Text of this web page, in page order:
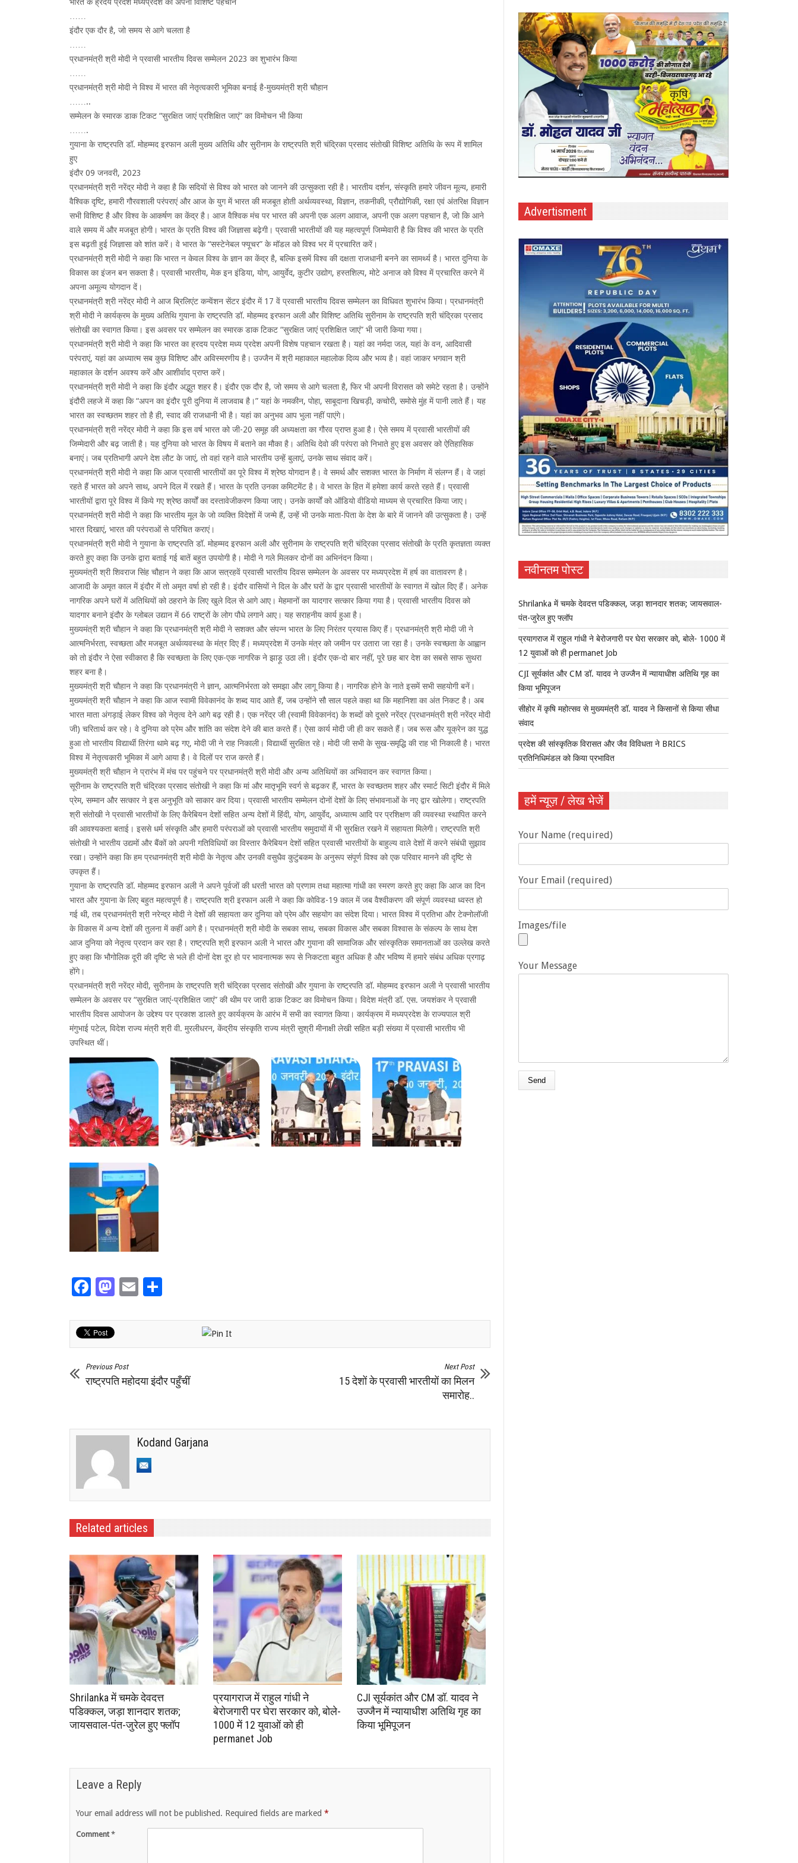
इंदौर एक दौर है, जो समय से आगे चलता है
प्रधानमंत्री श्री मोदी ने प्रवासी भारतीय दिवस सम्मेलन 2023 का शुभारंभ किया
प्रधानमंत्री श्री मोदी ने विश्व में भारत की नेतृत्वकारी भूमिका बनाई है-मुख्यमंत्री श्री चौहान
……..
सम्मेलन के स्मारक डाक टिकट “सुरक्षित जाएं प्रशिक्षित जाएं” का विमोचन भी किया
…….
गुयाना के राष्ट्रपति डॉ. मोहम्मद इरफान अली मुख्य अतिथि और सुरीनाम के राष्ट्रपति श्री चंद्रिका प्रसाद संतोखी विशिष्ट अतिथि के रूप में शामिल
हुए
इंदौर 09 जनवरी, 2023
प्रधानमंत्री श्री नरेंद्र मोदी ने कहा है कि सदियों से विश्व को भारत को जानने की उत्सुकता रही है। भारतीय दर्शन, संस्कृति हमारे जीवन मूल्य, हमारी
वैश्विक दृष्टि, हमारी गौरवशाली परंपराएं और आज के युग में भारत की मजबूत होती अर्थव्यवस्था, विज्ञान, तकनीकी, प्रौद्योगिकी, रक्षा एवं अंतरिक्ष विज्ञान
सभी विशिष्ट है और विश्व के आकर्षण का केंद्र है। आज वैश्विक मंच पर भारत की अपनी एक अलग आवाज, अपनी एक अलग पहचान है, जो कि आने
वाले समय में और मजबूत होगी। भारत के प्रति विश्व की जिज्ञासा बढ़ेगी। प्रवासी भारतीयों की यह महत्वपूर्ण जिम्मेवारी है कि विश्व की भारत के प्रति
इस बढ़ती हुई जिज्ञासा को शांत करें। वे भारत के “सस्टेनेबल फ्यूचर” के मॉडल को विश्व भर में प्रचारित करें।
प्रधानमंत्री श्री मोदी ने कहा कि भारत न केवल विश्व के ज्ञान का केंद्र है, बल्कि इसमें विश्व की दक्षता राजधानी बनने का सामर्थ्य है। भारत दुनिया के
विकास का इंजन बन सकता है। प्रवासी भारतीय, मेक इन इंडिया, योग, आयुर्वेद, कुटीर उद्योग, हस्तशिल्प, मोटे अनाज को विश्व में प्रचारित करने में
अपना अमूल्य योगदान दें।
प्रधानमंत्री श्री नरेंद्र मोदी ने आज ब्रिलिएंट कन्वेंशन सेंटर इंदौर में 17 वें प्रवासी भारतीय दिवस सम्मेलन का विधिवत शुभारंभ किया। प्रधानमंत्री
श्री मोदी ने कार्यक्रम के मुख्य अतिथि गुयाना के राष्ट्रपति डॉ. मोहम्मद इरफान अली और विशिष्ट अतिथि सुरीनाम के राष्ट्रपति श्री चंद्रिका प्रसाद
संतोखी का स्वागत किया। इस अवसर पर सम्मेलन का स्मारक डाक टिकट “सुरक्षित जाएं प्रशिक्षित जाएं” भी जारी किया गया।
प्रधानमंत्री श्री मोदी ने कहा कि भारत का ह्रदय प्रदेश मध्य प्रदेश अपनी विशेष पहचान रखता है। यहां का नर्मदा जल, यहां के वन, आदिवासी
परंपराएं, यहां का अध्यात्म सब कुछ विशिष्ट और अविस्मरणीय है। उज्जैन में श्री महाकाल महालोक दिव्य और भव्य है। वहां जाकर भगवान श्री
महाकाल के दर्शन अवश्य करें और आशीर्वाद प्राप्त करें।
प्रधानमंत्री श्री मोदी ने कहा कि इंदौर अद्भुत शहर है। इंदौर एक दौर है, जो समय से आगे चलता है, फिर भी अपनी विरासत को समेटे रहता है। उन्होंने
इंदौरी लहजे में कहा कि “अपन का इंदौर पूरी दुनिया में लाजवाब है।” यहां के नमकीन, पोहा, साबूदाना खिचड़ी, कचोरी, समोसे मुंह में पानी लाते हैं। यह
भारत का स्वच्छतम शहर तो है ही, स्वाद की राजधानी भी है। यहां का अनुभव आप भुला नहीं पाएंगे।
प्रधानमंत्री श्री नरेंद्र मोदी ने कहा कि इस वर्ष भारत को जी-20 समूह की अध्यक्षता का गौरव प्राप्त हुआ है। ऐसे समय में प्रवासी भारतीयों की
जिम्मेदारी और बढ़ जाती है। यह दुनिया को भारत के विषय में बताने का मौका है। अतिथि देवो की परंपरा को निभाते हुए इस अवसर को ऐतिहासिक
बनाएं। जब प्रतिभागी अपने देश लौट के जाएं, तो वहां रहने वाले भारतीय उन्हें बुलाएं, उनके साथ संवाद करें।
प्रधानमंत्री श्री मोदी ने कहा कि आज प्रवासी भारतीयों का पूरे विश्व में श्रेष्ठ योगदान है। वे समर्थ और सशक्त भारत के निर्माण में संलग्न हैं। वे जहां
रहते हैं भारत को अपने साथ, अपने दिल में रखते हैं। भारत के प्रति उनका कमिटमेंट है। वे भारत के हित में हमेशा कार्य करते रहते हैं। प्रवासी
भारतीयों द्वारा पूरे विश्व में किये गए श्रेष्ठ कार्यों का दस्तावेजीकरण किया जाए। उनके कार्यों को ऑडियो वीडियो माध्यम से प्रचारित किया जाए।
प्रधानमंत्री श्री मोदी ने कहा कि भारतीय मूल के जो व्यक्ति विदेशों में जन्मे हैं, उन्हें भी उनके माता-पिता के देश के बारे में जानने की उत्सुकता है। उन्हें
भारत दिखाएं, भारत की परंपराओं से परिचित कराएं।
प्रधानमंत्री श्री मोदी ने गुयाना के राष्ट्रपति डॉ. मोहम्मद इरफान अली और सुरीनाम के राष्ट्रपति श्री चंद्रिका प्रसाद संतोखी के प्रति कृतज्ञता व्यक्त
करते हुए कहा कि उनके द्वारा बताई गई बातें बहुत उपयोगी है। मोदी ने गले मिलकर दोनों का अभिनंदन किया।
मुख्यमंत्री श्री शिवराज सिंह चौहान ने कहा कि आज सत्रहवें प्रवासी भारतीय दिवस सम्मेलन के अवसर पर मध्यप्रदेश में हर्ष का वातावरण है।
आजादी के अमृत काल में इंदौर में तो अमृत वर्षा हो रही है। इंदौर वासियों ने दिल के और घरों के द्वार प्रवासी भारतीयों के स्वागत में खोल दिए हैं। अनेक
नागरिक अपने घरों में अतिथियों को ठहराने के लिए खुले दिल से आगे आए। मेहमानों का यादगार सत्कार किया गया है। प्रवासी भारतीय दिवस को
यादगार बनाने इंदौर के ग्लोबल उद्यान में 66 राष्ट्रों के लोग पौधे लगाने आए। यह सराहनीय कार्य हुआ है।
मुख्यमंत्री श्री चौहान ने कहा कि प्रधानमंत्री श्री मोदी ने सशक्त और संपन्न भारत के लिए निरंतर प्रयास किए हैं। प्रधानमंत्री श्री मोदी जी ने
आत्मनिर्भरता, स्वच्छता और मजबूत अर्थव्यवस्था के मंत्र दिए हैं। मध्यप्रदेश में उनके मंत्र को जमीन पर उतारा जा रहा है। उनके स्वच्छता के आह्वान
को तो इंदौर ने ऐसा स्वीकारा है कि स्वच्छता के लिए एक-एक नागरिक ने झाड़ू उठा ली। इंदौर एक-दो बार नहीं, पूरे छह बार देश का सबसे साफ सुथरा
शहर बना है।
मुख्यमंत्री श्री चौहान ने कहा कि प्रधानमंत्री ने ज्ञान, आत्मनिर्भरता को समझा और लागू किया है। नागरिक होने के नाते इसमें सभी सहयोगी बनें।
मुख्यमंत्री श्री चौहान ने कहा कि आज स्वामी विवेकानंद के शब्द याद आते हैं, जब उन्होंने सौ साल पहले कहा था कि महानिशा का अंत निकट है। अब
भारत माता अंगड़ाई लेकर विश्व को नेतृत्व देने आगे बढ़ रही है। एक नरेंद्र जी (स्वामी विवेकानंद) के शब्दों को दूसरे नरेंद्र (प्रधानमंत्री श्री नरेंद्र मोदी
जी) चरितार्थ कर रहे। वे दुनिया को प्रेम और शांति का संदेश देने की बात करते हैं। ऐसा कार्य मोदी जी ही कर सकते हैं। जब रूस और यूक्रेन का युद्ध
हुआ तो भारतीय विद्यार्थी तिरंगा थामे बढ़ गए, मोदी जी ने राह निकाली। विद्यार्थी सुरक्षित रहे। मोदी जी सभी के सुख-समृद्धि की राह भी निकाली है। भारत
विश्व में नेतृत्वकारी भूमिका में आगे आया है। वे दिलों पर राज करते हैं।
मुख्यमंत्री श्री चौहान ने प्रारंभ में मंच पर पहुंचने पर प्रधानमंत्री श्री मोदी और अन्य अतिथियों का अभिवादन कर स्वागत किया।
सूरीनाम के राष्ट्रपति श्री चंद्रिका प्रसाद संतोखी ने कहा कि मां और मातृभूमि स्वर्ग से बढ़कर हैं, भारत के स्वच्छतम शहर और स्मार्ट सिटी इंदौर में मिले
प्रेम, सम्मान और सत्कार ने इस अनुभूति को साकार कर दिया। प्रवासी भारतीय सम्मेलन दोनों देशों के लिए संभावनाओं के नए द्वार खोलेगा। राष्ट्रपति
श्री संतोखी ने प्रवासी भारतीयों के लिए कैरेबियन देशों सहित अन्य देशों में हिंदी, योग, आयुर्वेद, अध्यात्म आदि पर प्रशिक्षण की व्यवस्था स्थापित करने
की आवश्यकता बताई। इससे धर्म संस्कृति और हमारी परंपराओं को प्रवासी भारतीय समुदायों में भी सुरक्षित रखने में सहायता मिलेगी। राष्ट्रपति श्री
संतोखी ने भारतीय उद्यमों और बैंकों को अपनी गतिविधियों का विस्तार कैरेबियन देशों सहित प्रवासी भारतीयों के बाहुल्य वाले देशों में करने संबंधी सुझाव
रखा। उन्होंने कहा कि हम प्रधानमंत्री श्री मोदी के नेतृत्व और उनकी वसुधैव कुटुंबकम के अनुरूप संपूर्ण विश्व को एक परिवार मानने की दृष्टि से
उपकृत हैं।
गुयाना के राष्ट्रपति डॉ. मोहम्मद इरफान अली ने अपने पूर्वजों की धरती भारत को प्रणाम तथा महात्मा गांधी का स्मरण करते हुए कहा कि आज का दिन
भारत और गुयाना के लिए बहुत महत्वपूर्ण है। राष्ट्रपति श्री इरफान अली ने कहा कि कोविड-19 काल में जब वैश्वीकरण की संपूर्ण व्यवस्था ध्वस्त हो
गई थी, तब प्रधानमंत्री श्री नरेन्द्र मोदी ने देशों की सहायता कर दुनिया को प्रेम और सहयोग का संदेश दिया। भारत विश्व में प्रतिभा और टेक्नोलॉजी
के विकास में अन्य देशों की तुलना में कहीं आगे है। प्रधानमंत्री श्री मोदी के सबका साथ, सबका विकास और सबका विश्वास के संकल्प के साथ देश
आज दुनिया को नेतृत्व प्रदान कर रहा है। राष्ट्रपति श्री इरफान अली ने भारत और गुयाना की सामाजिक और सांस्कृतिक समानताओं का उल्लेख करते
हुए कहा कि‍ भौगोलिक दूरी की दृष्टि से भले ही दोनों देश दूर हो पर भावनात्मक रूप से निकटता बहुत अधिक है और भविष्य में हमारे संबंध अधिक प्रगाढ़
होंगे।
प्रधानमंत्री श्री नरेंद्र मोदी, सुरीनाम के राष्ट्रपति श्री चंद्रिका प्रसाद संतोखी और गुयाना के राष्ट्रपति डॉ. मोहम्मद इरफान अली ने प्रवासी भारतीय
सम्मेलन के अवसर पर “सुरक्षित जाएं-प्रशिक्षित जाएं” की थीम पर जारी डाक टिकट का विमोचन किया। विदेश मंत्री डॉ. एस. जयशंकर ने प्रवासी
भारतीय दिवस आयोजन के उद्देश्य पर प्रकाश डालते हुए कार्यक्रम के आरंभ में सभी का स्वागत किया। कार्यक्रम में मध्यप्रदेश के राज्यपाल श्री
मंगुभाई पटेल, विदेश राज्य मंत्री श्री वी. मुरलीधरन, केंद्रीय संस्कृति राज्य मंत्री सुश्री मीनाक्षी लेखी सहित बड़ी संख्या में प्रवासी भारतीय भी
उपस्थित थीं।
Facebook
Mastodon
Email
Previous Post
राष्ट्रपति महोदया इंदौर पहुँचीं
Next Post
15 देशों के प्रवासी भारतीयों का मिलन
समारोह..
Kodand Garjana
Related articles
Shrilanka में चमके देवदत्त
पडिक्कल, जड़ा शानदार शतक;
जायसवाल-पंत-जुरेल हुए फ्लॉप
प्रयागराज में राहुल गांधी ने
बेरोजगारी पर घेरा सरकार को, बोले-
1000 में 12 युवाओं को ही
permanet Job
CJI सूर्यकांत और CM डॉ. यादव ने
उज्जैन में न्यायाधीश अतिथि गृह का
किया भूमिपूजन
Leave a Reply
Your email address will not be published. Required fields are marked *
Comment*
Advertisment
नवीनतम पोस्ट
Shrilanka में चमके देवदत्त पडिक्कल, जड़ा शानदार शतक; जायसवाल-
पंत-जुरेल हुए फ्लॉप
प्रयागराज में राहुल गांधी ने बेरोजगारी पर घेरा सरकार को, बोले- 1000 में
12 युवाओं को ही permanet Job
CJI सूर्यकांत और CM डॉ. यादव ने उज्जैन में न्यायाधीश अतिथि गृह का
किया भूमिपूजन
सीहोर में कृषि महोत्सव से मुख्यमंत्री डॉ. यादव ने किसानों से किया सीधा
संवाद
प्रदेश की सांस्कृतिक विरासत और जैव विविधता ने BRICS
प्रतिनिधिमंडल को किया प्रभावित
हमें न्यूज़ / लेख भेजें
Your Name (required)
Your Email (required)
Images/file
Your Message